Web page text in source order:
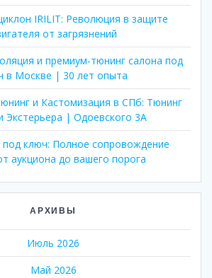
IRILIT: Революция в защите
от загрязнений
и премиум-тюнинг салона под
в Москве | 30 лет опыта
и Кастомизация в СПб: Тюнинг
Экстерьера | Одоевского 3А
ключ: Полное сопровождение
аукциона до вашего порога
АРХИВЫ
Июль 2026
Май 2026